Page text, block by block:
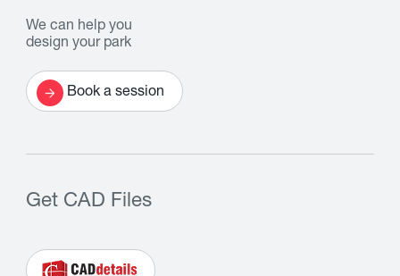
We can help you
design your park
Book a session
Get CAD Files